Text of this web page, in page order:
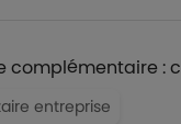
complémentaire :
entreprise